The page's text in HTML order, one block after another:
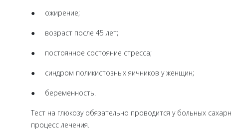
● ожирение;
● возраст после 45 лет;
● постоянное состояние стресса;
● синдром поликистозных яичников у женщин;
● беременность.
Тест на глюкозу обязательно проводится у больных
процесс лечения.